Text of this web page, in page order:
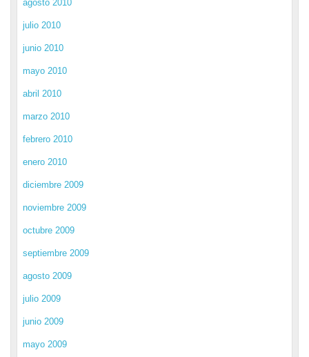
agosto 2010
julio 2010
junio 2010
mayo 2010
abril 2010
marzo 2010
febrero 2010
enero 2010
diciembre 2009
noviembre 2009
octubre 2009
septiembre 2009
agosto 2009
julio 2009
junio 2009
mayo 2009